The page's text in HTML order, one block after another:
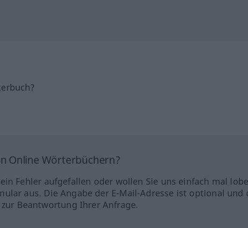
Online Wörterbüchern?
Fehler aufgefallen oder wollen Sie uns einfach mal
aus. Die Angabe der E-Mail-Adresse ist optional und
Beantwortung Ihrer Anfrage.